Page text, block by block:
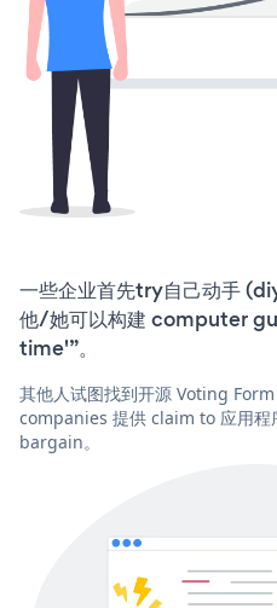
一些企业首先try自己动手
他/她可以构建 computer
time'”。
其他人试图找到开源 Voting
companies 提供 claim to 应用
bargain。